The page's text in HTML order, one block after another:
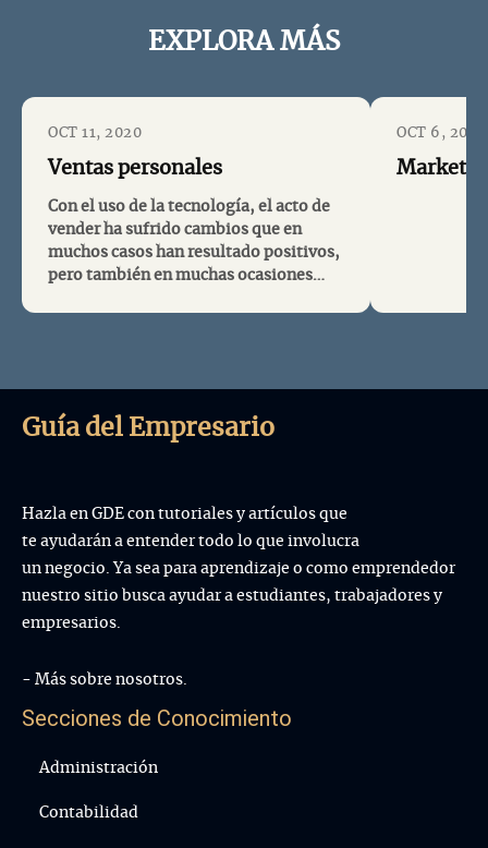
EXPLORA MÁS
OCT 11, 2020
Ventas personales
Con el uso de la tecnología, el acto de
vender ha sufrido cambios que en
muchos casos han resultado positivos,
pero también en muchas ocasiones
venta del cual se tie...
OCT 6, 2020
Guía del Empresario
Hazla en GDE con tutoriales y artículos que
te ayudarán a entender todo lo que involucra
un negocio. Ya sea para aprendizaje o como emprendedor
nuestro sitio busca ayudar a estudiantes, trabajadores y
empresarios.
- Más sobre nosotros.
Secciones de Conocimiento
Administración
Contabilidad